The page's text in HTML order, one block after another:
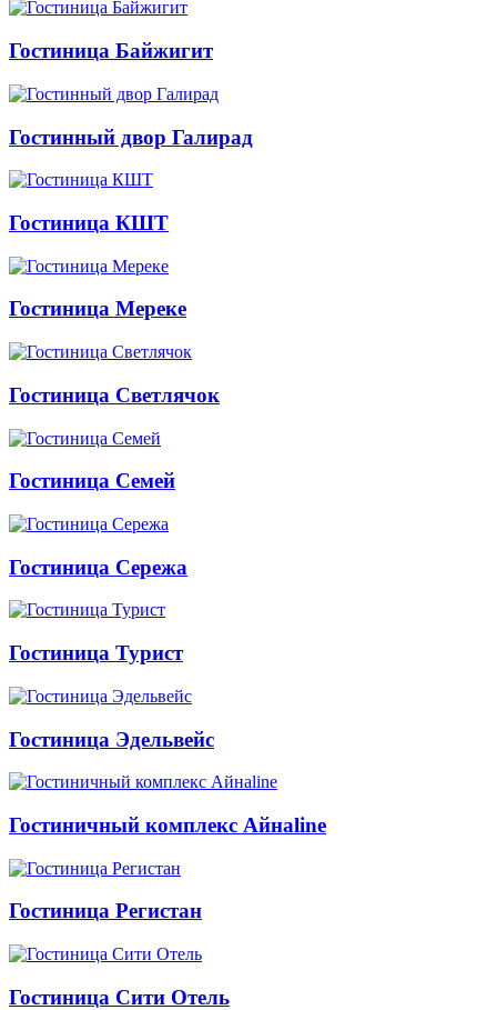
Гостиница Байжигит
Гостинный двор Галирад
Гостиница КШТ
Гостиница Мереке
Гостиница Светлячок
Гостиница Семей
Гостиница Сережа
Гостиница Турист
Гостиница Эдельвейс
Гостиничный комплекс Айнаline
Гостиница Регистан
Гостиница Сити Отель